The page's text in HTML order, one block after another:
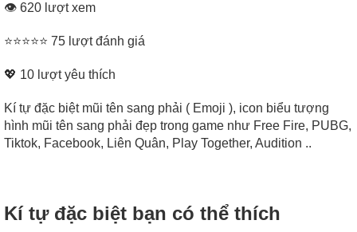
👁 620 lượt xem
⭐⭐⭐⭐⭐ 75 lượt đánh giá
💖 10 lượt yêu thích
Kí tự đặc biệt mũi tên sang phải ( Emoji ), icon biểu tượng
hình mũi tên sang phải đẹp trong game như Free Fire, PUBG,
Tiktok, Facebook, Liên Quân, Play Together, Audition ..
Kí tự đặc biệt bạn có thể thích